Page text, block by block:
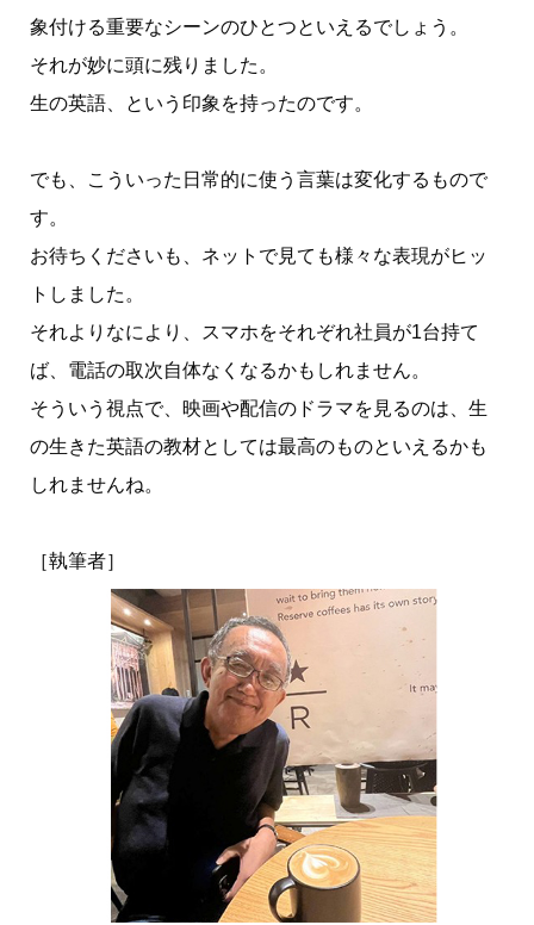
象付ける重要なシーンのひとつといえるでしょう。
それが妙に頭に残りました。
生の英語、という印象を持ったのです。
でも、こういった日常的に使う言葉は変化するもので
す。
お待ちくださいも、ネットで見ても様々な表現がヒッ
トしました。
それよりなにより、スマホをそれぞれ社員が1台持て
ば、電話の取次自体なくなるかもしれません。
そういう視点で、映画や配信のドラマを見るのは、生
の生きた英語の教材としては最高のものといえるかも
しれませんね。
［執筆者］